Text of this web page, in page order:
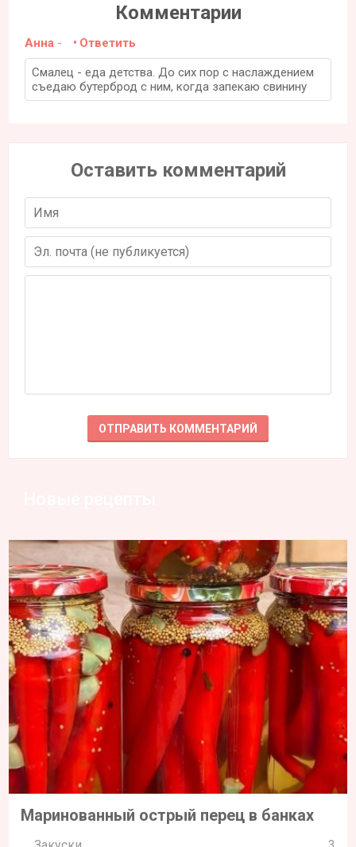
Комментарии
Анна - Ответить
Смалец - еда детства. До сих пор с наслаждением
съедаю бутерброд с ним, когда запекаю свинину
Оставить комментарий
Маринованный острый перец в банках